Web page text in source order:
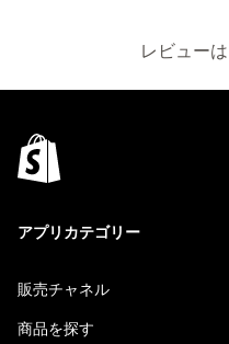
レビュー
アプリカテゴリー
販売チャネル
商品を探す